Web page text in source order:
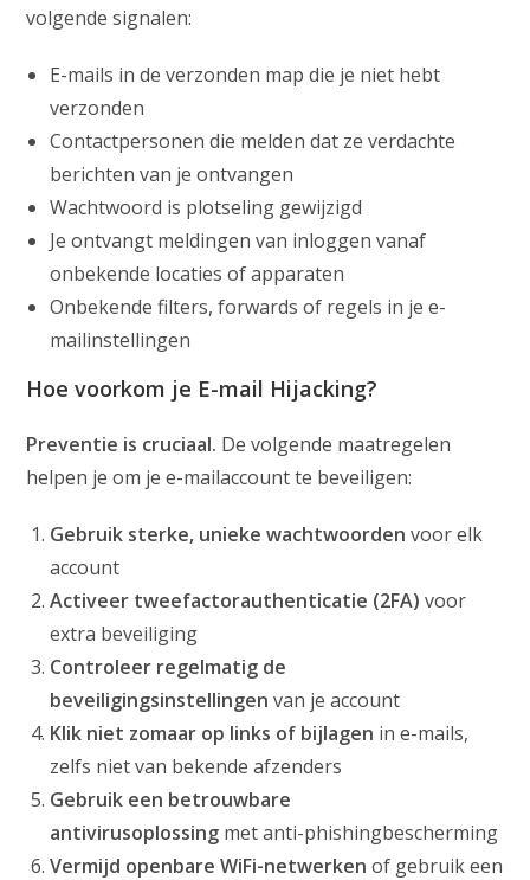
volgende signalen:
E-mails in de verzonden map die je niet hebt
verzonden
Contactpersonen die melden dat ze verdachte
berichten van je ontvangen
Wachtwoord is plotseling gewijzigd
Je ontvangt meldingen van inloggen vanaf
onbekende locaties of apparaten
Onbekende filters, forwards of regels in je e-
mailinstellingen
Hoe voorkom je E-mail Hijacking?
Preventie is cruciaal. De volgende maatregelen
helpen je om je e-mailaccount te beveiligen:
Gebruik sterke, unieke wachtwoorden voor elk
account
Activeer tweefactorauthenticatie (2FA) voor
extra beveiliging
Controleer regelmatig de
beveiligingsinstellingen van je account
Klik niet zomaar op links of bijlagen in e-mails,
zelfs niet van bekende afzenders
Gebruik een betrouwbare
antivirusoplossing met anti-phishingbescherming
Vermijd openbare WiFi-netwerken of gebruik een